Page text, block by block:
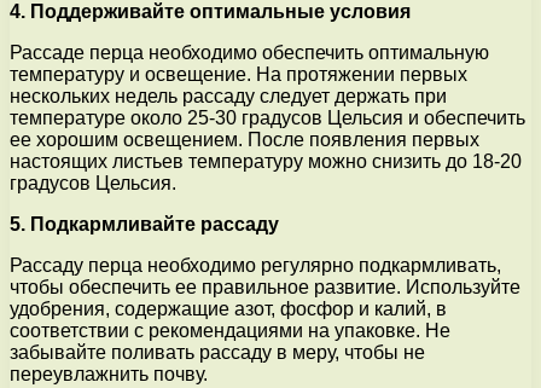
4. Поддерживайте оптимальные условия
Рассаде перца необходимо обеспечить оптимальную
температуру и освещение. На протяжении первых
нескольких недель рассаду следует держать при
температуре около 25-30 градусов Цельсия и обеспечить
ее хорошим освещением. После появления первых
настоящих листьев температуру можно снизить до 18-20
градусов Цельсия.
5. Подкармливайте рассаду
Рассаду перца необходимо регулярно подкармливать,
чтобы обеспечить ее правильное развитие. Используйте
удобрения, содержащие азот, фосфор и калий, в
соответствии с рекомендациями на упаковке. Не
забывайте поливать рассаду в меру, чтобы не
переувлажнить почву.